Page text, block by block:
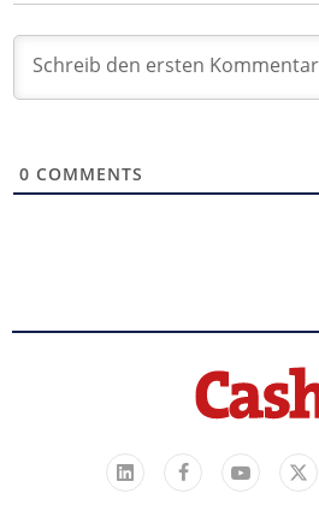
0 COMMENTS
LinkedIn
FacebookYouTube
X